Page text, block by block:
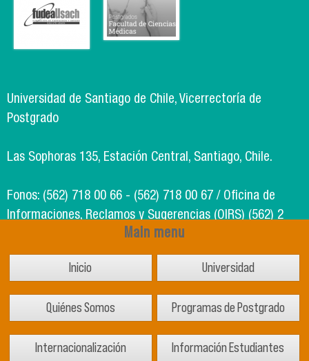
Main menu
Inicio Universidad
Quiénes Somos Programas de Postgrado
Internacionalización Información Estudiantes
Universidad de Santiago de Chile, Vicerrectoría de
Postgrado
Las Sophoras 135, Estación Central, Santiago, Chile.
Fonos: (562) 718 00 66 - (562) 718 00 67 / Oficina de
Informaciones, Reclamos y Sugerencias (OIRS) (562) 2
Soporte Informático Segic: (562) 718 02 25